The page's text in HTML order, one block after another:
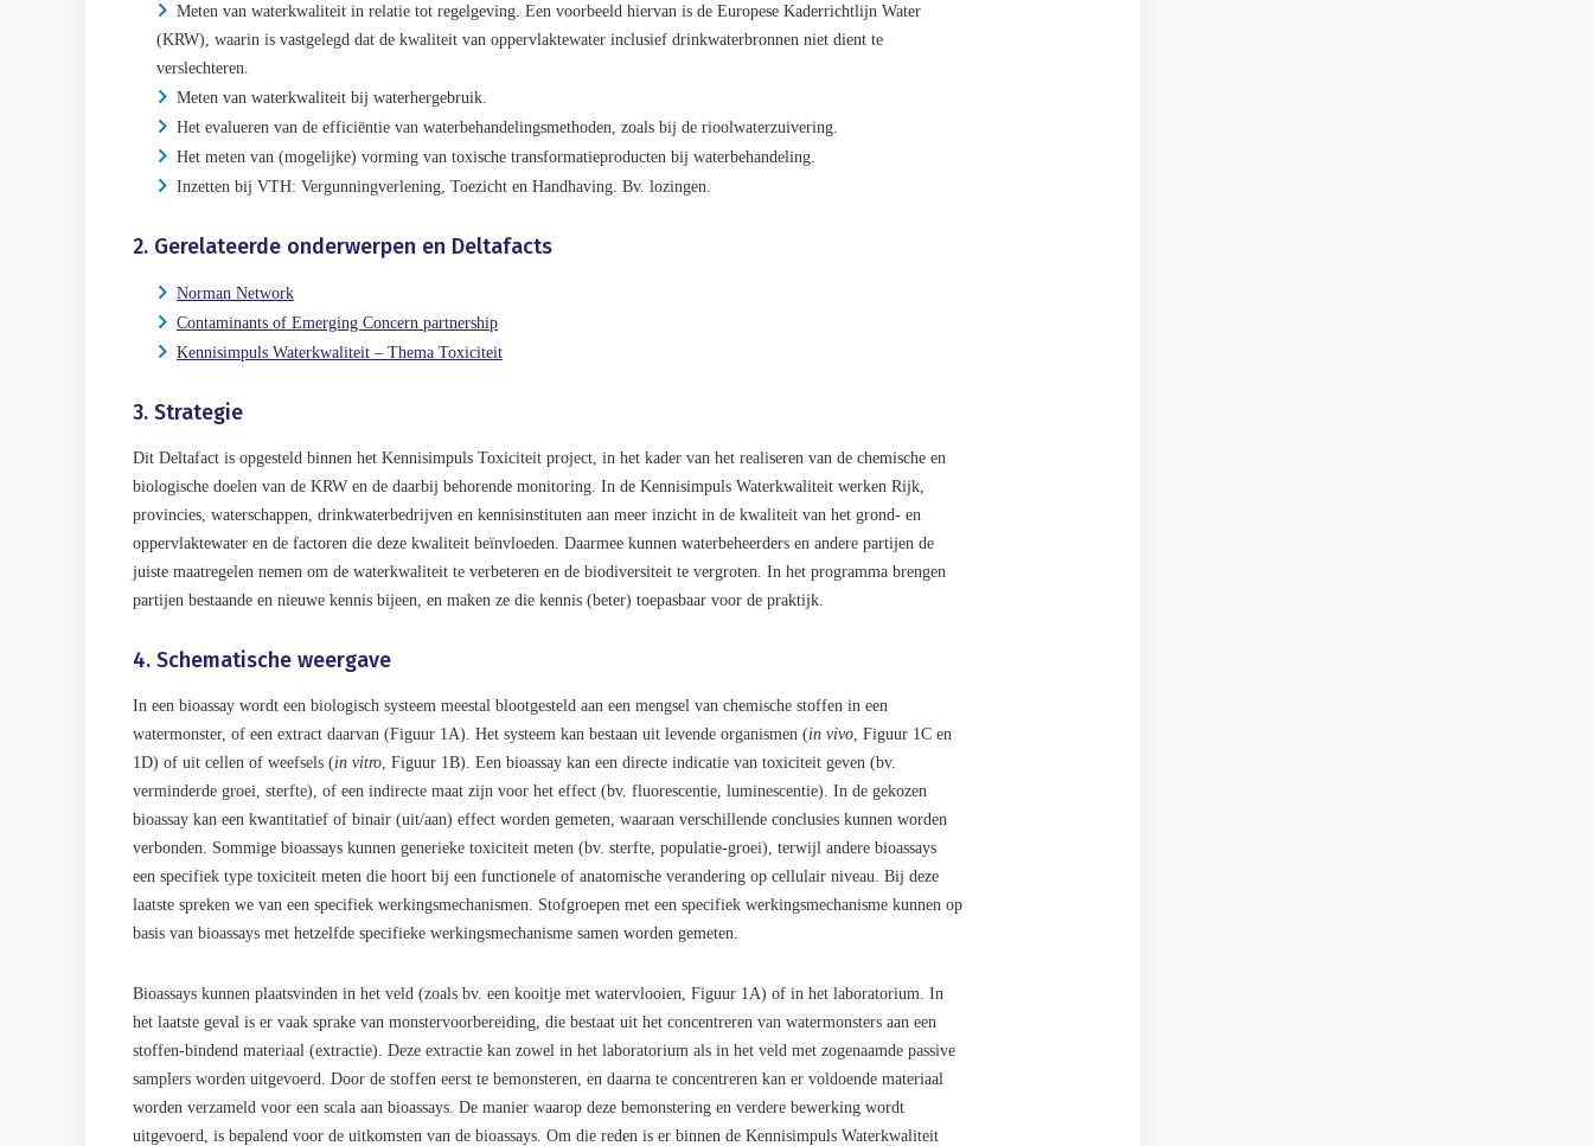
Meten van waterkwaliteit in relatie tot regelgeving. Een voorbeeld hiervan is de Europese Kaderrichtlijn Water
(KRW), waarin is vastgelegd dat de kwaliteit van oppervlaktewater inclusief drinkwaterbronnen niet dient te
verslechteren.
Meten van waterkwaliteit bij waterhergebruik.
Het evalueren van de efficiëntie van waterbehandelingsmethoden, zoals bij de rioolwaterzuivering.
Het meten van (mogelijke) vorming van toxische transformatieproducten bij waterbehandeling.
Inzetten bij VTH: Vergunningverlening, Toezicht en Handhaving. Bv. lozingen.
2. Gerelateerde onderwerpen en Deltafacts
Norman Network
Contaminants of Emerging Concern partnership
Kennisimpuls Waterkwaliteit – Thema Toxiciteit
3. Strategie
Dit Deltafact is opgesteld binnen het Kennisimpuls Toxiciteit project, in het kader van het realiseren van de chemische en
biologische doelen van de KRW en de daarbij behorende monitoring. In de Kennisimpuls Waterkwaliteit werken Rijk,
provincies, waterschappen, drinkwaterbedrijven en kennisinstituten aan meer inzicht in de kwaliteit van het grond- en
oppervlaktewater en de factoren die deze kwaliteit beïnvloeden. Daarmee kunnen waterbeheerders en andere partijen de
juiste maatregelen nemen om de waterkwaliteit te verbeteren en de biodiversiteit te vergroten. In het programma brengen
partijen bestaande en nieuwe kennis bijeen, en maken ze die kennis (beter) toepasbaar voor de praktijk.
4. Schematische weergave
In een bioassay wordt een biologisch systeem meestal blootgesteld aan een mengsel van chemische stoffen in een
watermonster, of een extract daarvan (Figuur 1A). Het systeem kan bestaan uit levende organismen (in vivo , Figuur 1C en
1D) of uit cellen of weefsels (in vitro , Figuur 1B). Een bioassay kan een directe indicatie van toxiciteit geven (bv.
verminderde groei, sterfte), of een indirecte maat zijn voor het effect (bv. fluorescentie, luminescentie). In de gekozen
bioassay kan een kwantitatief of binair (uit/aan) effect worden gemeten, waaraan verschillende conclusies kunnen worden
verbonden. Sommige bioassays kunnen generieke toxiciteit meten (bv. sterfte, populatie-groei), terwijl andere bioassays
een specifiek type toxiciteit meten die hoort bij een functionele of anatomische verandering op cellulair niveau. Bij deze
laatste spreken we van een specifiek werkingsmechanismen. Stofgroepen met een specifiek werkingsmechanisme kunnen op
basis van bioassays met hetzelfde specifieke werkingsmechanisme samen worden gemeten.
Bioassays kunnen plaatsvinden in het veld (zoals bv. een kooitje met watervlooien, Figuur 1A) of in het laboratorium. In
het laatste geval is er vaak sprake van monstervoorbereiding, die bestaat uit het concentreren van watermonsters aan een
stoffen-bindend materiaal (extractie). Deze extractie kan zowel in het laboratorium als in het veld met zogenaamde passive
samplers worden uitgevoerd. Door de stoffen eerst te bemonsteren, en daarna te concentreren kan er voldoende materiaal
worden verzameld voor een scala aan bioassays. De manier waarop deze bemonstering en verdere bewerking wordt
uitgevoerd, is bepalend voor de uitkomsten van de bioassays. Om die reden is er binnen de Kennisimpuls Waterkwaliteit